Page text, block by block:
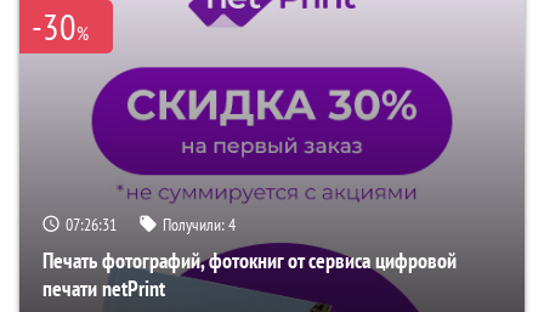
-30%
07:26:30 Получили:4
Печать фотографий, фотокниг от сервиса цифровой
печати netPrint